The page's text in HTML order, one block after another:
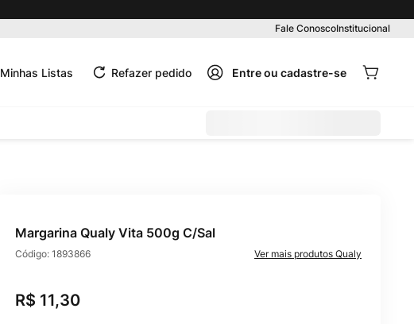
Fale ConoscoInstitucional
Minhas Listas Refazer pedido
Margarina Qualy Vita 500g C/Sal
Código: 1893866 Qualy
R$ 11,30